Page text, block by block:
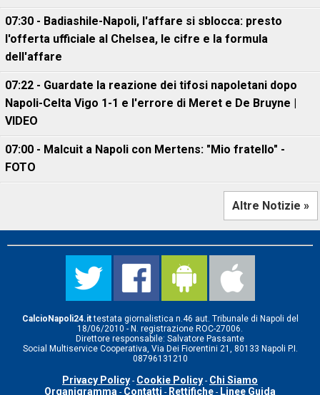
07:30 - Badiashile-Napoli, l'affare si sblocca: presto
l'offerta ufficiale al Chelsea, le cifre e la formula
dell'affare
07:22 - Guardate la reazione dei tifosi napoletani dopo
Napoli-Celta Vigo 1-1 e l'errore di Meret e De Bruyne |
VIDEO
07:00 - Malcuit a Napoli con Mertens: "Mio fratello" -
FOTO
Altre Notizie »
CalcioNapoli24.ittestata giornalistica n.46 aut. Tribunale di Napoli del
18/06/2010 - N. registrazione ROC-27006.
Direttore responsabile: Salvatore Passante
Social Multiservice Cooperativa, Via Dei Fiorentini 21, 80133 Napoli P.I.
08796131210
Privacy Policy - Cookie Policy - Chi Siamo
Organigramma - Contatti - Rettifiche - Linee Guida